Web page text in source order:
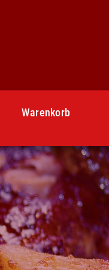
Warenkorb